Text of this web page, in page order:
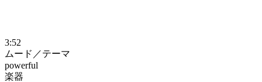
3:52
ムード／テーマ
powerful
楽器